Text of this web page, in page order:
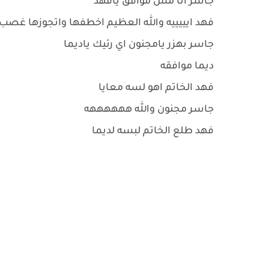
فهد ايييييه والله العظيم اخطفها واتجوزها
جاسر بهزر يامجنون اي رئيك ياديما
ديما موافقه
فهد الخاتم اهو لسه معايا
جاسر مجنون والله ههههههه
فهد طلع الخاتم لبسه لديما